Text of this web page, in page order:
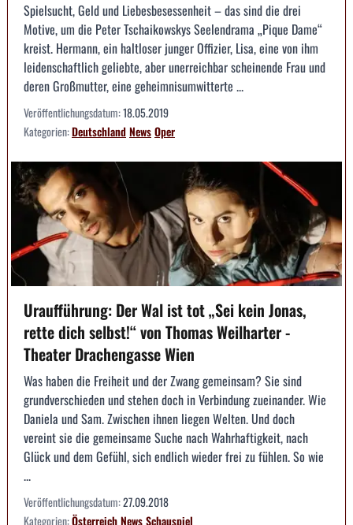
Spielsucht, Geld und Liebesbesessenheit – das sind die drei
Motive, um die Peter Tschaikowskys Seelen­­drama „Pique Dame“
kreist. Hermann, ein haltloser junger Offizier, Lisa, eine von ihm
leidenschaftlich geliebte, aber unerreichbar schei­nen­de Frau und
deren Großmutter, eine geheimnis­umwitterte ...
Veröffentlichungsdatum:18.05.2019
Kategorien:DeutschlandNewsOper
Uraufführung: Der Wal ist tot „Sei kein Jonas,
rette dich selbst!“ von Thomas Weilharter -
Theater Drachengasse Wien
Was haben die Freiheit und der Zwang gemeinsam? Sie sind
grundverschieden und stehen doch in Verbindung zueinander. Wie
Daniela und Sam. Zwischen ihnen liegen Welten. Und doch
vereint sie die gemeinsame Suche nach Wahrhaftigkeit, nach
Glück und dem Gefühl, sich endlich wieder frei zu fühlen. So wie
...
Veröffentlichungsdatum:27.09.2018
Kategorien:ÖsterreichNewsSchauspiel